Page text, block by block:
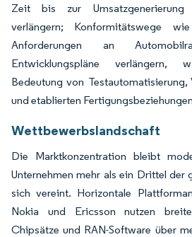
Zeit bis zur Umsatzgenerierung
verlängern; Konformitätswege
Anforderungen an
Entwicklungspläne verlängern,
Bedeutung von Testautomatisierung,
und etablierten
Wettbewerbslandschaft
Die Marktkonzentration bleibt
Unternehmen mehr als ein Drittel der
sich vereint. Horizontale
Nokia und Ericsson nutzen
Chipsätze und RAN-Software über